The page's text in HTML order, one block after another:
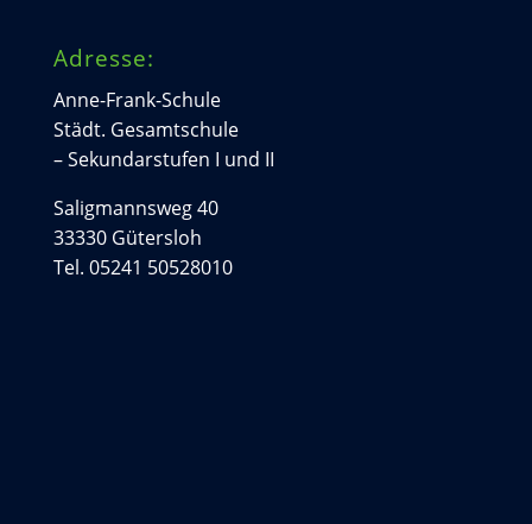
Adresse:
Anne-Frank-Schule
Städt. Gesamtschule
– Sekundarstufen I und II
Saligmannsweg 40
33330 Gütersloh
Tel. 05241 50528010